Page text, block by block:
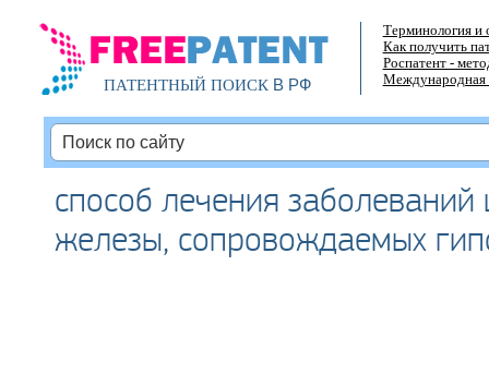
ПАТЕНТНЫЙ ПОИСКВ РФ
Терминология и
Как получить
Роспатент -
Международная
способ лечения
железы, сопровождаемых